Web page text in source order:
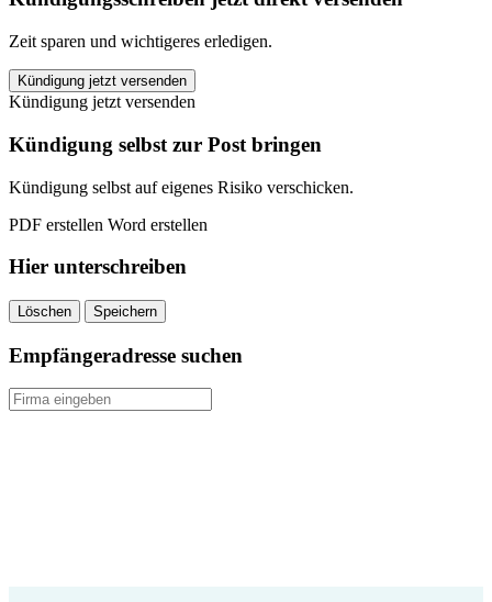
Zeit sparen und wichtigeres erledigen.
WWK
Premium
Fondsrente
kündigen
quantity
Kündigung jetzt versenden
Kündigung jetzt versenden
Kündigung selbst zur Post bringen
Kündigung selbst auf eigenes Risiko verschicken.
PDF erstellen Word erstellen
Hier unterschreiben
Löschen Speichern
Empfängeradresse suchen